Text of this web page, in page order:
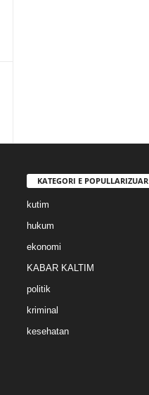
KATEGORI E POPULLARIZUAR
kutim
hukum
ekonomi
KABAR KALTIM
politik
kriminal
kesehatan